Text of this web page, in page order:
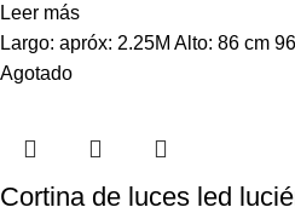
Leer más
Largo: apróx: 2.25M Alto: 86 cm
Agotado
Cortina de luces led